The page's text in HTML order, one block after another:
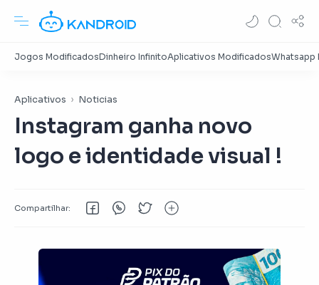
Aplicativos Noticias
Instagram ganha novo
logo e identidade visual !